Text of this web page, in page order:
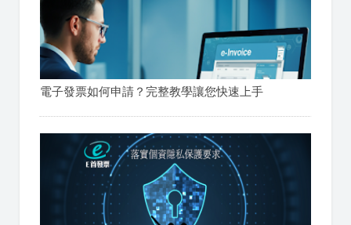
電子發票如何申請？完整教學讓您快速上手